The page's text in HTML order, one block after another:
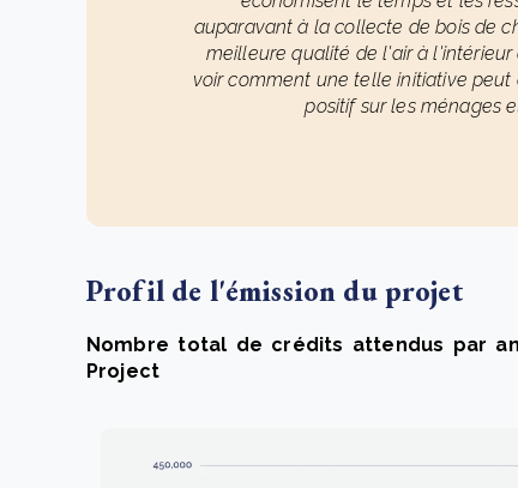
auparavant à la collecte de bois de
meilleure qualité de l'air à
voir comment une telle initiative
positif sur les ménages
Profil de l'émission du projet
Nombre total de crédits attendus par
Project